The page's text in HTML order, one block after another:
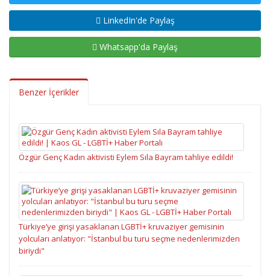
LinkedIn'de Paylaş
Whatsapp'da Paylaş
Benzer İçerikler
Özgür Genç Kadın aktivisti Eylem Sıla Bayram tahliye edildi!
Türkiye’ye girişi yasaklanan LGBTİ+ kruvaziyer gemisinin
yolcuları anlatıyor: "İstanbul bu turu seçme nedenlerimizden
biriydi"